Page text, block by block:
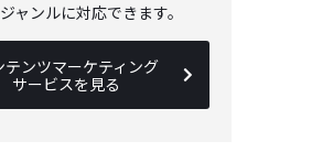
ャンルに対応できます。
テンツマーケティング
サービスを見る